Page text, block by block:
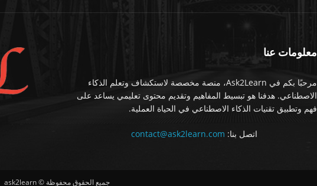
معلومات عنا
مرحبًا بكم في Ask2Learn، منصة مخصصة لاستكشاف وتعلم الذكاء
الاصطناعي. هدفنا هو تبسيط المفاهيم وتقديم محتوى تعليمي يساعد على
فهم وتطبيق تقنيات الذكاء الاصطناعي في الحياة العملية.
اتصل بنا: contact@ask2learn.com
جميع الحقوق محفوظة © ask2learn